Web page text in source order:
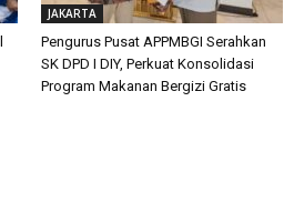
JAKARTA
Pengurus Pusat APPMBGI Serahkan
SK DPD I DIY, Perkuat Konsolidasi
Program Makanan Bergizi Gratis